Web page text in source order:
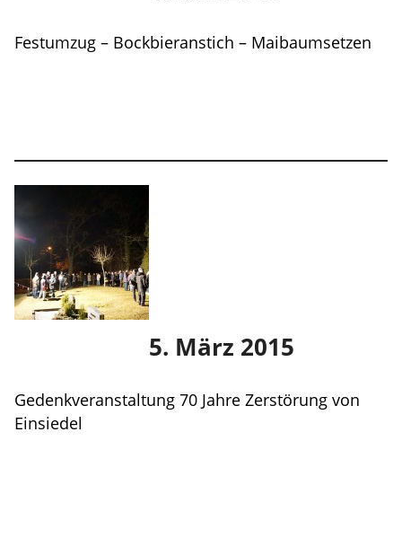
Festumzug – Bockbieranstich – Maibaumsetzen
5. März 2015
Gedenkveranstaltung 70 Jahre Zerstörung von
Einsiedel